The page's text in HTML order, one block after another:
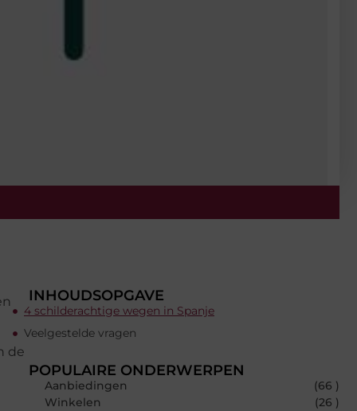
de
INHOUDSOPGAVE
4 schilderachtige wegen in Spanje
Veelgestelde vragen
POPULAIRE ONDERWERPEN
Aanbiedingen
(66 )
Winkelen
(26 )